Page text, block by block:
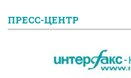
ПРЕСС-ЦЕНТР